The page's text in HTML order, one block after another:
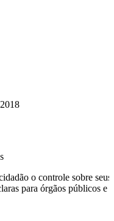
o controle sobre seus
para órgãos públicos e